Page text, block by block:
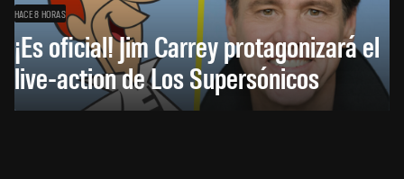
HACE 8 HORAS
¡Es oficial! Jim Carrey protagonizará el
live-action de Los Supersónicos